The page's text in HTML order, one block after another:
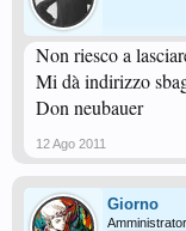
Non riesco a
Mi dà indirizzo
Don neubauer
12 Ago 2011
Giorno